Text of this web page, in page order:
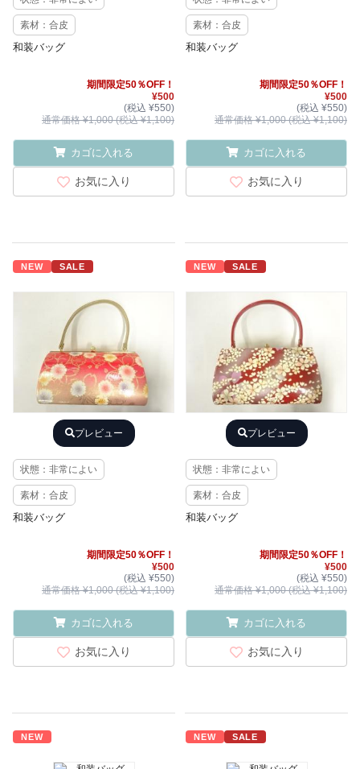
素材：合皮
和装バッグ
期間限定50％OFF！
¥500
(税込 ¥550)
通常価格 ¥1,000 (税込 ¥1,100)
カゴに入れる
お気に入り
素材：合皮
和装バッグ
期間限定50％OFF！
¥500
(税込 ¥550)
通常価格 ¥1,000 (税込 ¥1,100)
カゴに入れる
お気に入り
NEW SALE
プレビュー
状態：非常によい
素材：合皮
和装バッグ
期間限定50％OFF！
¥500
(税込 ¥550)
通常価格 ¥1,000 (税込 ¥1,100)
カゴに入れる
お気に入り
NEW SALE
プレビュー
状態：非常によい
素材：合皮
和装バッグ
期間限定50％OFF！
¥500
(税込 ¥550)
通常価格 ¥1,000 (税込 ¥1,100)
カゴに入れる
お気に入り
NEW NEW SALE